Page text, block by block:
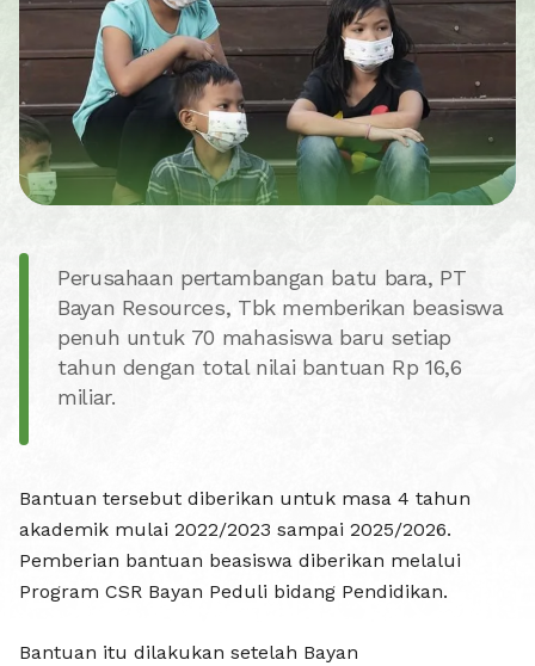
BAYAN
Perusahaan pertambangan batu bara, PT
Bayan Resources, Tbk memberikan beasiswa
penuh untuk 70 mahasiswa baru setiap
tahun dengan total nilai bantuan Rp 16,6
miliar.
Bantuan tersebut diberikan untuk masa 4 tahun
akademik mulai 2022/2023 sampai 2025/2026.
Pemberian bantuan beasiswa diberikan melalui
Program CSR Bayan Peduli bidang Pendidikan.
Bantuan itu dilakukan setelah Bayan